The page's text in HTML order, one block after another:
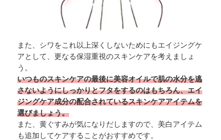
また、シワをこれ以上深くしないためにもエイジングケ
アとして、更なる保湿重視のスキンケアを考えましょ
う。
いつものスキンケアの最後に美容オイルで肌の水分を逃
さないようにしっかりとフタをするのはもちろん、エイ
ジングケア成分の配合されているスキンケアアイテムを
選びましょう。
また、黄ぐすみが気になりだしますので、美白アイテム
も追加してケアすることがおすすめです。